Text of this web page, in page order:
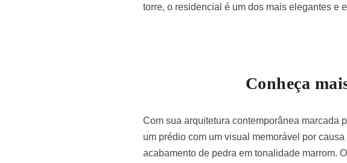
torre, o residencial é um dos mais elegantes e
Conheça
Com sua arquitetura contemporânea marcada
um prédio com um visual memorável por
acabamento de pedra em tonalidade marrom.